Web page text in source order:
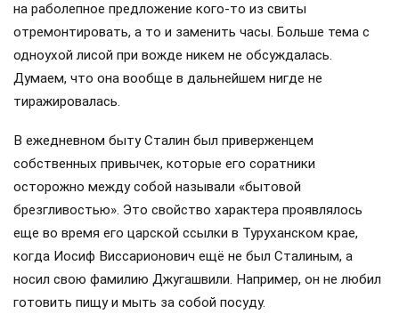
на раболепное предложение кого-то из свиты
отремонтировать, а то и заменить часы. Больше тема с
одноухой лисой при вожде никем не обсуждалась.
Думаем, что она вообще в дальнейшем нигде не
тиражировалась.
В ежедневном быту Сталин был приверженцем
собственных привычек, которые его соратники
осторожно между собой называли «бытовой
брезгливостью». Это свойство характера проявлялось
еще во время его царской ссылки в Туруханском крае,
когда Иосиф Виссарионович ещё не был Сталиным, а
носил свою фамилию Джугашвили. Например, он не любил
готовить пищу и мыть за собой посуду.